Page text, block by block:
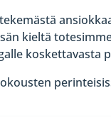
kieltä
koskettavasta